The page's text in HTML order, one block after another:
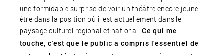
une formidable surprise de voir un théâtre encore jeune
être dans la position où il est actuellement dans le
paysage culturel régional et national. Ce qui me
touche, c’est que le public a compris l’essentiel de